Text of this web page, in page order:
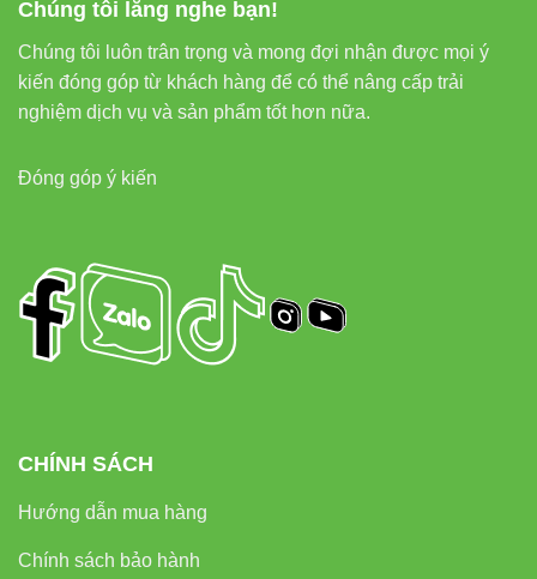
Chúng tôi lắng nghe bạn!
Chúng tôi luôn trân trọng và mong đợi nhận được mọi ý
kiến đóng góp từ khách hàng để có thể nâng cấp trải
nghiệm dịch vụ và sản phẩm tốt hơn nữa.
Đóng góp ý kiến
CHÍNH SÁCH
Hướng dẫn mua hàng
Chính sách bảo hành